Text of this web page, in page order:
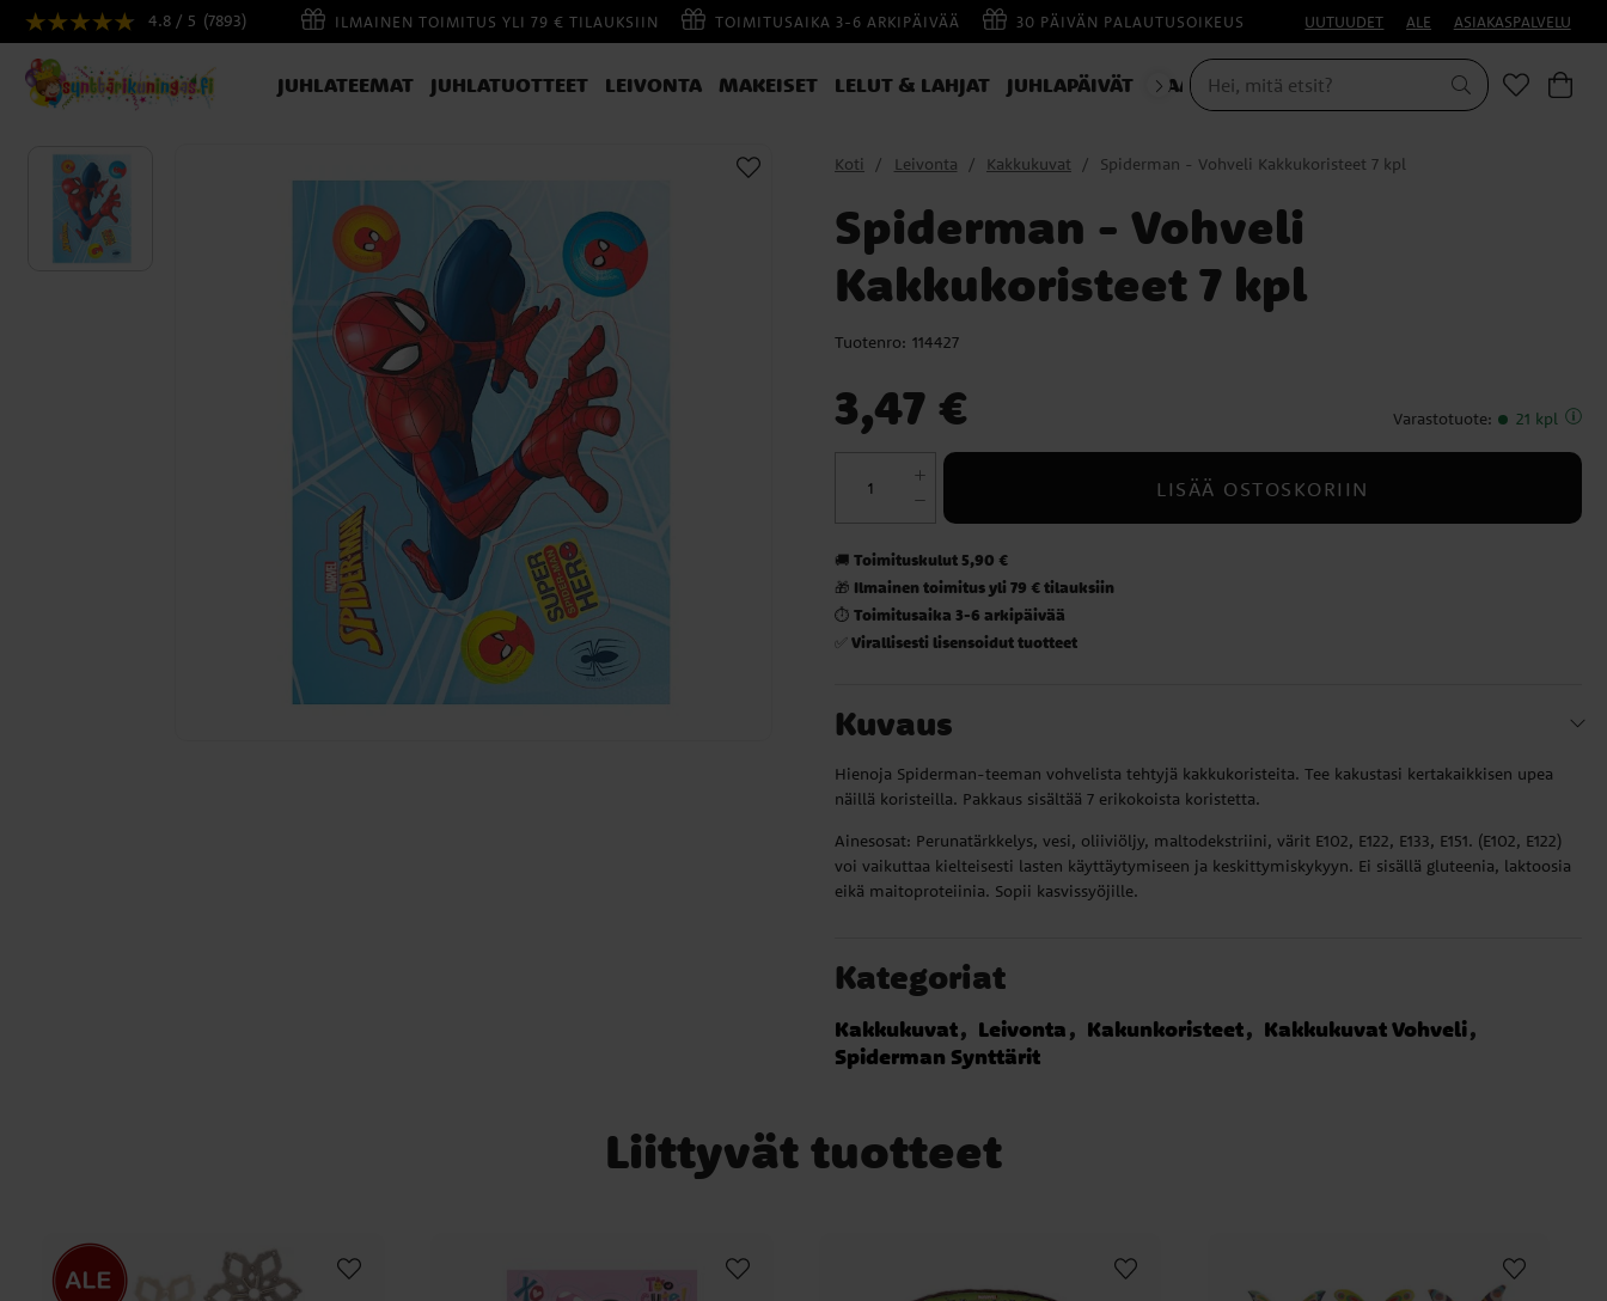
4.8 / 5 (7893) ILMAINEN TOIMITUS YLI 79 € TILAUKSIIN TOIMITUSAIKA 3-6 ARKIPÄIVÄÄ 30 PÄIVÄN PALAUTUSOIKEUS UUTUUDET ALE ASIAKASPALVELU
JUHLATEEMAT JUHLATUOTTEET LEIVONTA MAKEISET LELUT & LAHJAT JUHLAPÄIVÄT NAAMIAISET
Koti Leivonta Kakkukuvat Spiderman - Vohveli Kakkukoristeet 7 kpl
Spiderman - Vohveli
Kakkukoristeet 7 kpl
Tuotenro: 114427
3,47 € Varastotuote: 21 kpl
LISÄÄ OSTOSKORIIN
🚚Toimituskulut 5,90 €
🎁 Ilmainen toimitus yli 79 € tilauksiin
⏱️Toimitusaika 3-6 arkipäivää
✅Virallisesti lisensoidut tuotteet
Kuvaus
Hienoja Spiderman-teeman vohvelista tehtyjä kakkukoristeita. Tee kakustasi kertakaikkisen upea
näillä koristeilla. Pakkaus sisältää 7 erikokoista koristetta.
Ainesosat: Perunatärkkelys, vesi, oliiviöljy, maltodekstriini, värit E102, E122, E133, E151. (E102, E122)
voi vaikuttaa kielteisesti lasten käyttäytymiseen ja keskittymiskykyyn. Ei sisällä gluteenia, laktoosia
eikä maitoproteiinia. Sopii kasvissyöjille.
Kategoriat
Kakkukuvat Leivonta Kakunkoristeet
Kakkukuvat Vohveli
Spiderman Synttärit
Liittyvät tuotteet